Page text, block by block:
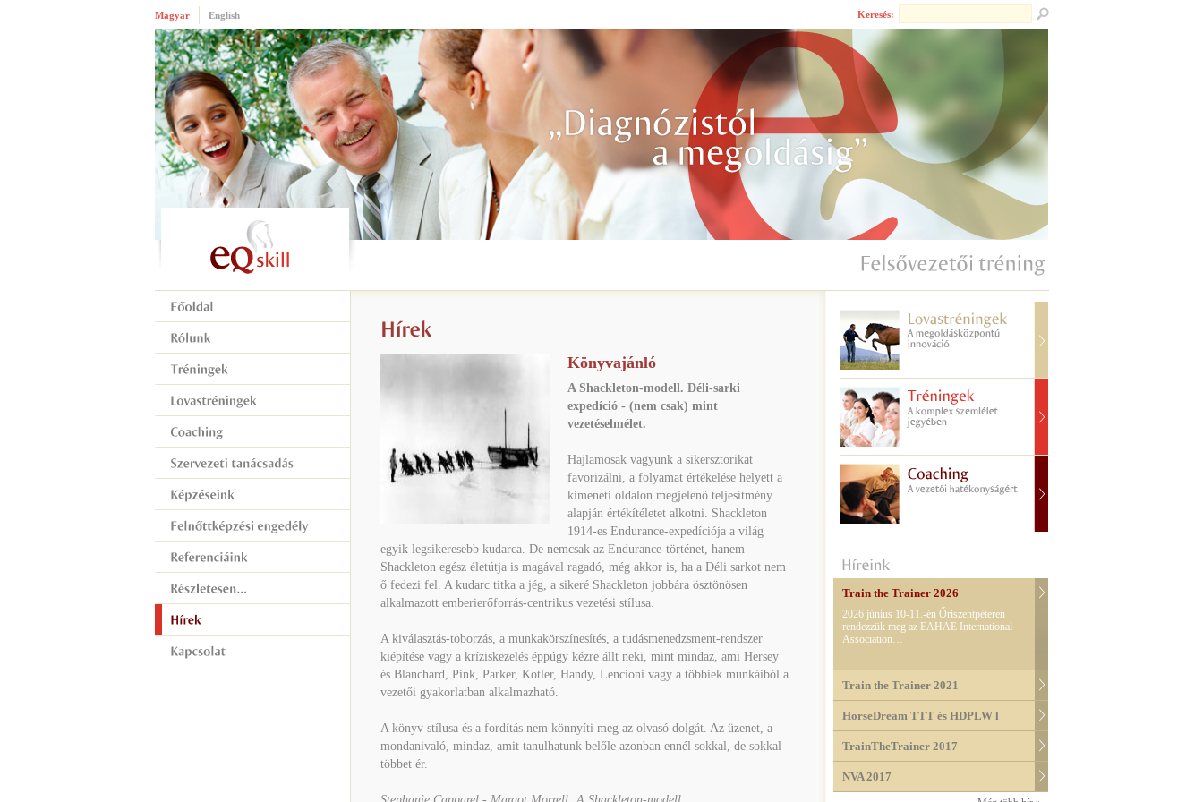
Magyar English Keresés:
Könyvajánló
A Shackleton-modell. Déli-sarki
expedíció - (nem csak) mint
vezetéselmélet.
Hajlamosak vagyunk a sikersztorikat
favorizálni, a folyamat értékelése helyett a
kimeneti oldalon megjelenő teljesítmény
alapján értékítéletet alkotni. Shackleton
1914-es Endurance-expedíciója a világ
egyik legsikeresebb kudarca. De nemcsak az Endurance-történet, hanem
Shackleton egész életútja is magával ragadó, még akkor is, ha a Déli sarkot nem
ő fedezi fel. A kudarc titka a jég, a sikeré Shackleton jobbára ösztönösen
alkalmazott emberierőforrás-centrikus vezetési stílusa.
A kiválasztás-toborzás, a munkakörszínesítés, a tudásmenedzsment-rendszer
kiépítése vagy a kríziskezelés éppúgy kézre állt neki, mint mindaz, ami Hersey
és Blanchard, Pink, Parker, Kotler, Handy, Lencioni vagy a többiek munkáiból a
vezetői gyakorlatban alkalmazható.
A könyv stílusa és a fordítás nem könnyíti meg az olvasó dolgát. Az üzenet, a
mondanivaló, mindaz, amit tanulhatunk belőle azonban ennél sokkal, de sokkal
többet ér.
Train the Trainer 2026
2026 június 10-11.-én Őriszentpéteren
rendezzük meg az EAHAE International
Association…
Train the Trainer 2021
HorseDream TTT és HDPLW l
TrainTheTrainer 2017
NVA 2017